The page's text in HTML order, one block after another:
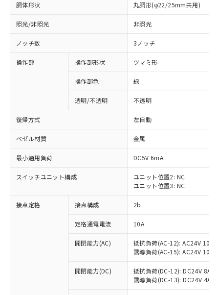
胴体形状 丸胴形(φ22/25mm共用)
照光/非照光 非照光
ノッチ数 3ノッチ
操作部 操作部形状 ツマミ形
操作部色 緑
透明/不透明 不透明
復帰方式 左自動
ベゼル材質 金属
最小適用負荷 DC5V 6mA
スイッチユニット構成
ユニット位置2: NC
ユニット位置3: NC
接点定格 接点構成 2b
定格通電電流 10A
開閉能力(AC)
抵抗負荷(AC-12): AC24V 10A/
誘導負荷(AC-15): AC24V
開閉能力(DC)
抵抗負荷(DC-12): DC24V 8A/
誘導負荷(DC-13): DC24V 4A/
※1 対応状況
対応済み：EU RoHS指令（10物質）の
非含有に対応した製品が提供可能な商品で
対応予定：EU RoHS指令（10物質）の非含
有に対応した製品に切り替える予定のある